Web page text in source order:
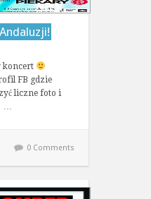
koncert
FB gdzie
liczne foto i
…
0 Comments